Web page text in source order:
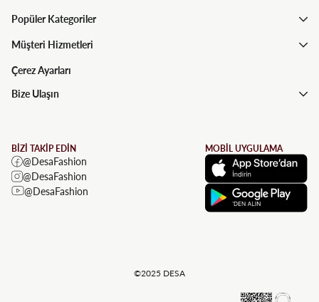
Popüler Kategoriler
Müşteri Hizmetleri
Çerez Ayarları
Bize Ulaşın
BİZİ TAKİP EDİN
@DesaFashion
@DesaFashion
@DesaFashion
MOBİL UYGULAMA
©2025 DESA